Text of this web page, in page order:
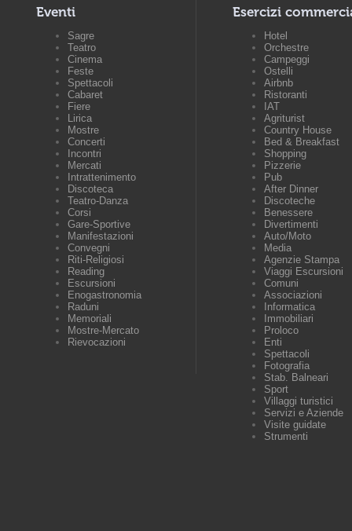
Eventi
Sagre
Teatro
Cinema
Feste
Spettacoli
Cabaret
Fiere
Lirica
Mostre
Concerti
Incontri
Mercati
Intrattenimento
Discoteca
Teatro-Danza
Corsi
Gare-Sportive
Manifestazioni
Convegni
Riti-Religiosi
Reading
Escursioni
Enogastronomia
Raduni
Memoriali
Mostre-Mercato
Rievocazioni
Esercizi
Hotel
Orchestre
Campeggi
Ostelli
Airbnb
Ristoranti
IAT
Agriturist
Country House
Bed & Breakfast
Shopping
Pizzerie
Pub
After Dinner
Discoteche
Benessere
Divertimenti
Auto/Moto
Media
Agenzie Stampa
Viaggi Escursioni
Comuni
Associazioni
Informatica
Immobiliari
Proloco
Enti
Spettacoli
Fotografia
Stab. Balneari
Sport
Villaggi turistici
Servizi e Aziende
Visite guidate
Strumenti